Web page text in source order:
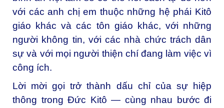
với các anh chị em thuộc những hệ phái Kitô
giáo khác và các tôn giáo khác, với những
người không tin, với các nhà chức trách dân
sự và với mọi người thiện chí đang làm việc vì
công ích.
Lời mời gọi trở thành dấu chỉ của sự hiệp
thông trong Đức Kitô — cùng nhau bước đi